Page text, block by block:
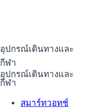
อุปกรณ์เดินทางและ
กีฬา
อุปกรณ์เดินทางและ
กีฬา
สมาร์ทวอทช์